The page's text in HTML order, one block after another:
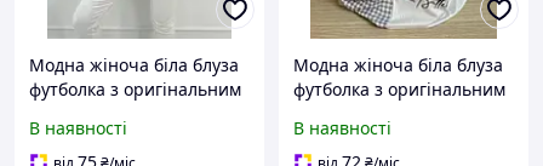
Модна жіноча біла блуза
футболка з оригінальним
короткий рукав
В наявності
Модна жіноча біла блуза
футболка з оригінальним
короткий рукав
В наявності